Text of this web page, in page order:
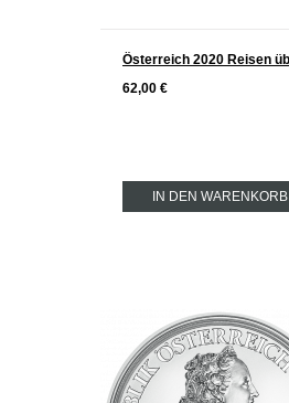
62,00 €
IN DEN WARENKORB